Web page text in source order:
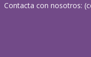
Contacta con nosotros: (